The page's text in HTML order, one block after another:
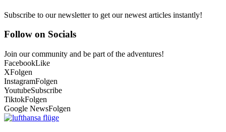
Subscribe to our newsletter to get our newest articles instantly!
Follow on Socials
Join our community and be part of the adventures!
FacebookLike
XFolgen
InstagramFolgen
YoutubeSubscribe
TiktokFolgen
Google NewsFolgen